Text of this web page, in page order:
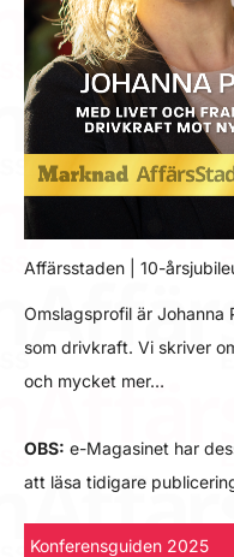
Affärsstaden | 10-
Omslagsprofil är Johanna
som drivkraft. Vi skriver
och mycket mer…
OBS: e-Magasinet har
att läsa tidigare
Konferensguiden 2025